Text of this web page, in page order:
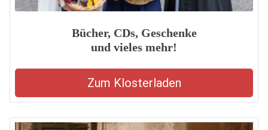
Bücher, CDs, Geschenke
und vieles mehr!
Zum Klosterladen